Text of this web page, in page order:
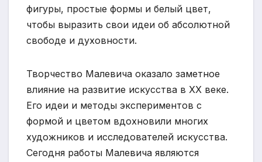
фигуры, простые формы и белый цвет,
чтобы выразить свои идеи об абсолютной
свободе и духовности.
Творчество Малевича оказало заметное
влияние на развитие искусства в XX веке.
Его идеи и методы экспериментов с
формой и цветом вдохновили многих
художников и исследователей искусства.
Сегодня работы Малевича являются